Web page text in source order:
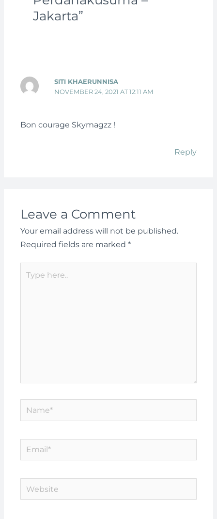
Jakarta”
SITI KHAERUNNISA
NOVEMBER 24, 2021 AT 12:11 AM
Bon courage Skymagzz !
Reply
Leave a Comment
Your email address will not be published.
Required fields are marked *
here..
Name*
Email*
Website